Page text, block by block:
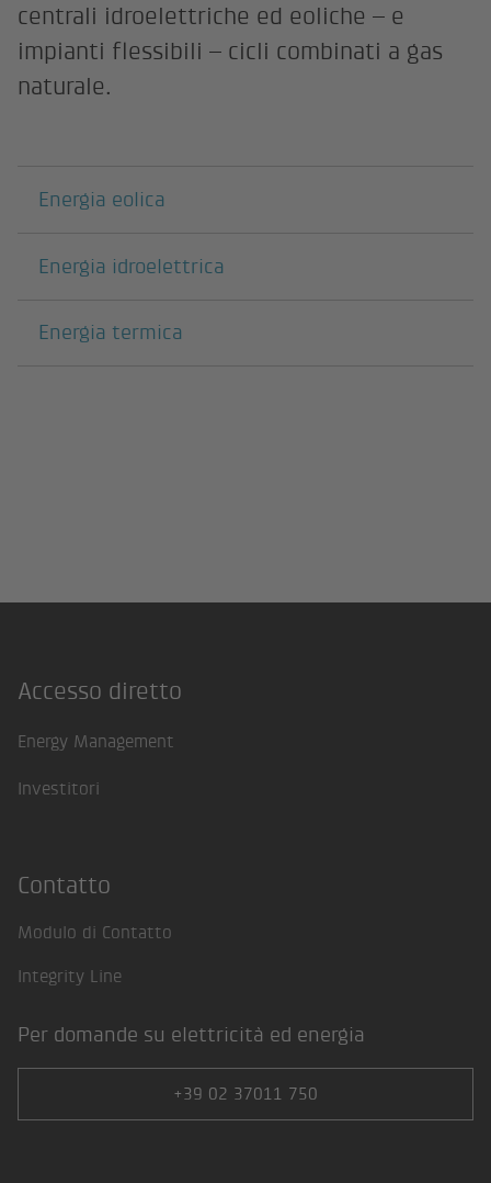
centrali idroelettriche ed eoliche – e
impianti flessibili – cicli combinati a gas
naturale.
Pagine sottostanti
Energia eolica
Energia idroelettrica
Energia termica
Footer
Accesso diretto
Energy Management
Investitori
Contatto
Modulo di Contatto
Integrity Line
Per domande su elettricità ed energia
+39 02 37011 750